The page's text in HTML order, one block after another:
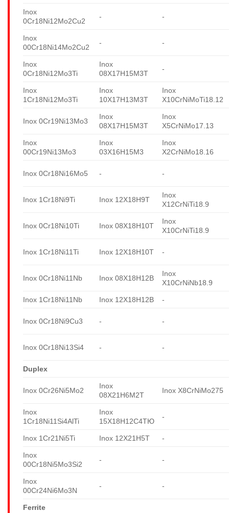
Inox
0Cr18Ni12Mo2Cu2
- -
Inox
00Cr18Ni14Mo2Cu2
- -
Inox
0Cr18Ni12Mo3Ti
Inox
08X17H15M3T
-
Inox
1Cr18Ni12Mo3Ti
Inox
10X17H13M3T
Inox
X10CrNiMoTi18.12
Inox 0Cr19Ni13Mo3
Inox
08X17H15M3T
Inox
X5CrNiMo17.13
Inox
00Cr19Ni13Mo3
Inox
03X16H15M3
Inox
X2CrNiMo18.16
Inox 0Cr18Ni16Mo5 - -
Inox 1Cr18Ni9Ti Inox 12X18H9T
Inox
X12CrNiTi18.9
Inox 0Cr18Ni10Ti Inox 08X18H10T
Inox
X10CrNiTi18.9
Inox 1Cr18Ni11Ti Inox 12X18H10T -
Inox 0Cr18Ni11Nb Inox 08X18H12B
Inox
X10CrNiNb18.9
Inox 1Cr18Ni11Nb Inox 12X18H12B -
Inox 0Cr18Ni9Cu3 - -
Inox 0Cr18Ni13Si4 - -
Duplex
Inox 0Cr26Ni5Mo2
Inox
08X21H6M2T
Inox X8CrNiMo275
Inox
1Cr18Ni11Si4AlTi
Inox
15X18H12C4TЮ
-
Inox 1Cr21Ni5Ti Inox 12X21H5T -
Inox
00Cr18Ni5Mo3Si2
- -
Inox
00Cr24Ni6Mo3N
- -
Ferrite